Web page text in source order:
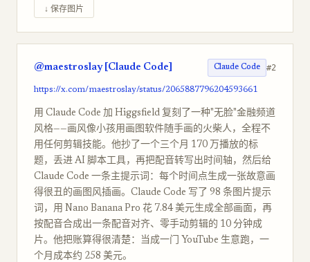
↓ 保存图片
@maestroslay [Claude Code] Claude Code #2
https://x.com/maestroslay/status/2065887796204593661
用 Claude Code 加 Higgsfield 复刻了一种"无脸"金融频道
风格——画风像小孩用画图软件随手画的火柴人，全程不
用任何剪辑技能。他抄了一个三个月 170 万播放的标
题，丢进 AI 脚本工具，再把配音转写出时间轴，然后给
Claude Code 一条主提示词：每个时间点生成一张故意画
得很丑的画图风插画。Claude Code 写了 98 条图片提示
词，用 Nano Banana Pro 花 7.84 美元生成全部画面，再
按配音合成出一条配音对齐、零手动剪辑的 10 分钟成
片。他把账算得很清楚：当成一门 YouTube 生意跑，一
个月成本约 258 美元。